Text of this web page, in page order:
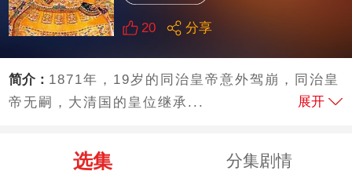
20 分享
简介： 1871年，19岁的同治皇帝意外驾崩，同治皇
帝无嗣，大清国的皇位继承...
展开
选集 分集剧情